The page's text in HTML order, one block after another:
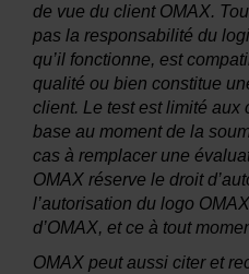
de vue du client OMAX.
pas la responsabilité du
qu’il fonctionne, est
qualité ou bien constitue
client. Le test est limité aux
base au moment de la
cas à remplacer une
OMAX réserve le droit
l’autorisation du logo
d’OMAX, et ce à tout
OMAX peut aussi citer et